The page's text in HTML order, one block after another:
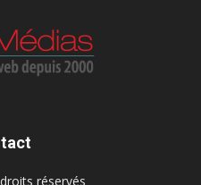
réservés